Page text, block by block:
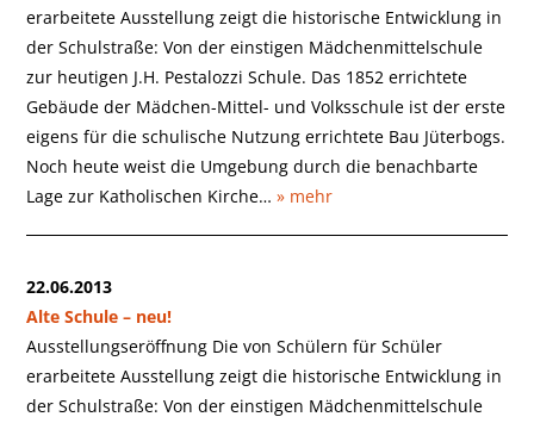
erarbeitete Ausstellung zeigt die historische Entwicklung in
der Schulstraße: Von der einstigen Mädchenmittelschule
zur heutigen J.H. Pestalozzi Schule. Das 1852 errichtete
Gebäude der Mädchen-Mittel- und Volksschule ist der erste
eigens für die schulische Nutzung errichtete Bau Jüterbogs.
Noch heute weist die Umgebung durch die benachbarte
Lage zur Katholischen Kirche…» mehr
22.06.2013
Alte Schule – neu!
Ausstellungseröffnung Die von Schülern für Schüler
erarbeitete Ausstellung zeigt die historische Entwicklung in
der Schulstraße: Von der einstigen Mädchenmittelschule